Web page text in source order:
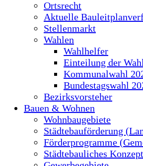
Ortsrecht
Aktuelle
Stellenmarkt
Wahlen
Wahlhelfer
Einteilung der
Kommunalwahl
Bundestagswahl
Bezirksvorsteher
Bauen & Wohnen
Wohnbaugebiete
Städtebauförderung
Förderprogramme
Städtebauliches Konzept